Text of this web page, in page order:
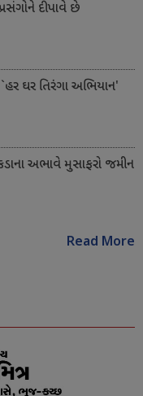
દીપાવે છે
ઘર તિરંગા અભિયાન'
અભાવે મુસાફરો જમીન
Read More